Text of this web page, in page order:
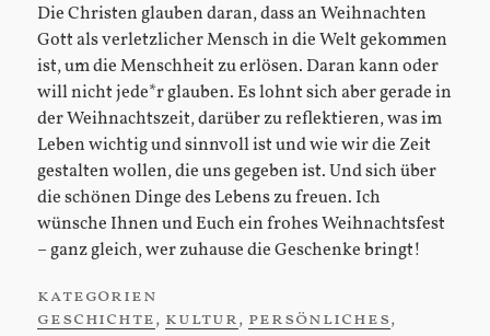
Die Christen glauben daran, dass an Weihnachten
Gott als verletzlicher Mensch in die Welt gekommen
ist, um die Menschheit zu erlösen. Daran kann oder
will nicht jede*r glauben. Es lohnt sich aber gerade in
der Weihnachtszeit, darüber zu reflektieren, was im
Leben wichtig und sinnvoll ist und wie wir die Zeit
gestalten wollen, die uns gegeben ist. Und sich über
die schönen Dinge des Lebens zu freuen. Ich
wünsche Ihnen und Euch ein frohes Weihnachtsfest
– ganz gleich, wer zuhause die Geschenke bringt!
kategorien
geschichte, kultur, persönliches,